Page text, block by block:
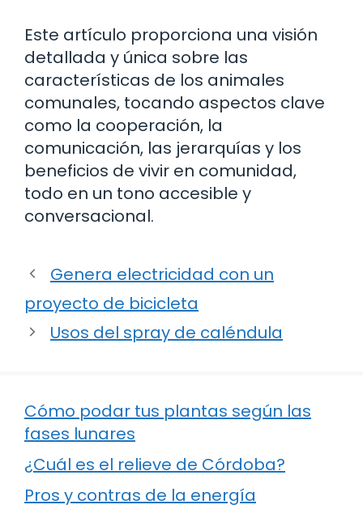
Este artículo proporciona una visión
detallada y única sobre las
características de los animales
comunales, tocando aspectos clave
como la cooperación, la
comunicación, las jerarquías y los
beneficios de vivir en comunidad,
todo en un tono accesible y
conversacional.
Genera electricidad con un
proyecto de bicicleta
Usos del spray de caléndula
Cómo podar tus plantas según las
fases lunares
¿Cuál es el relieve de Córdoba?
Pros y contras de la energía